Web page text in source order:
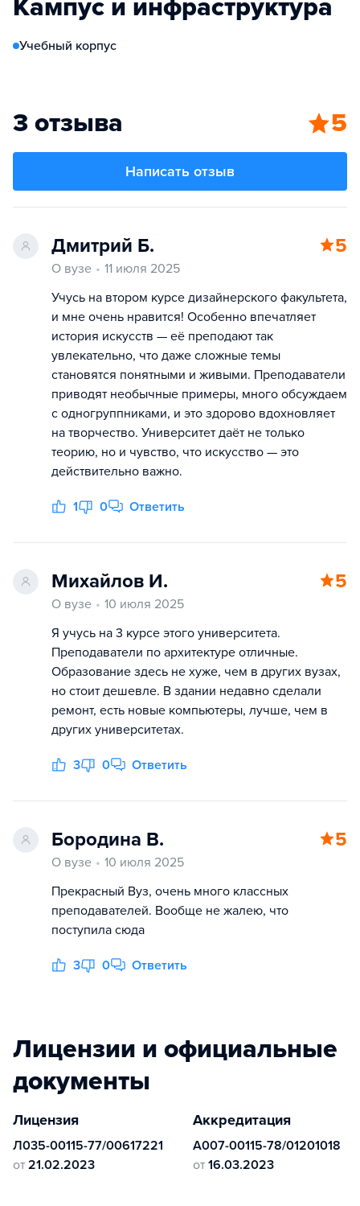
Кампус и инфраструктура
Учебный корпус
3 отзыва 5
Написать отзыв
Дмитрий Б. 5
О вузе
11 июля 2025
Учусь на втором курсе дизайнерского факультета,
и мне очень нравится! Особенно впечатляет
история искусств — её преподают так
увлекательно, что даже сложные темы
становятся понятными и живыми. Преподаватели
приводят необычные примеры, много обсуждаем
с одногруппниками, и это здорово вдохновляет
на творчество. Университет даёт не только
теорию, но и чувство, что искусство — это
действительно важно.
1 0 Ответить
Михайлов И. 5
О вузе
10 июля 2025
Я учусь на 3 курсе этого университета.
Преподаватели по архитектуре отличные.
Образование здесь не хуже, чем в других вузах,
но стоит дешевле. В здании недавно сделали
ремонт, есть новые компьютеры, лучше, чем в
других университетах.
3 0 Ответить
Бородина В. 5
О вузе
10 июля 2025
Прекрасный Вуз, очень много классных
преподавателей. Вообще не жалею, что
поступила сюда
3 0 Ответить
Лицензии и официальные
документы
Лицензия
Л035-00115-77/00617221
от 21.02.2023
Аккредитация
А007-00115-78/01201018
от 16.03.2023